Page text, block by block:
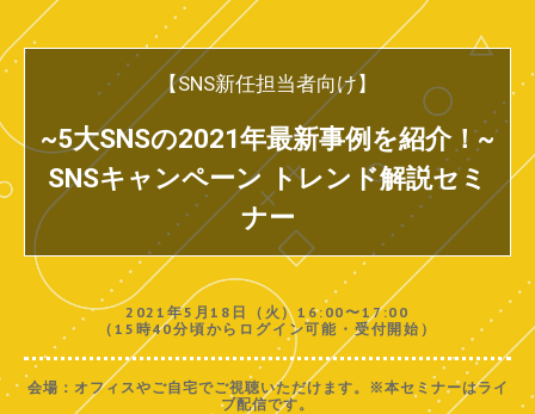
【SNS新任担当者向け】
~5大SNSの2021年最新事例を紹介！~
SNSキャンペーン トレンド解説セミ
ナー
2021年5月18日（火）16:00〜17:00
（15時40分頃からログイン可能・受付開始）
会場：オフィスやご自宅でご視聴いただけます。※本セミナーはライ
ブ配信です。